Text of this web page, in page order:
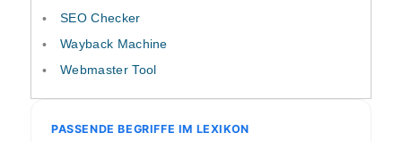
SEO Checker
Wayback Machine
Webmaster Tool
PASSENDE BEGRIFFE IM LEXIKON